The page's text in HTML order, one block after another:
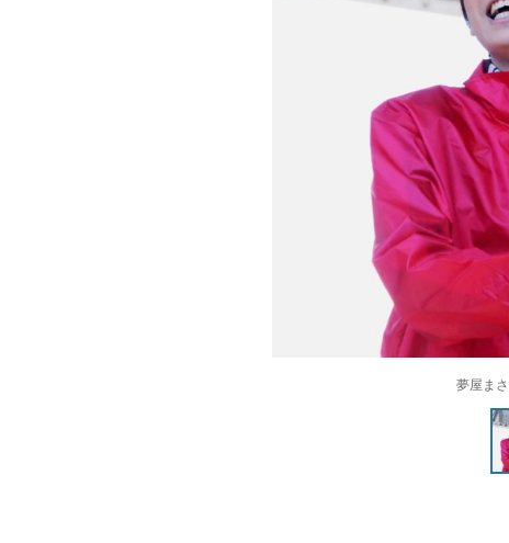
夢屋ま